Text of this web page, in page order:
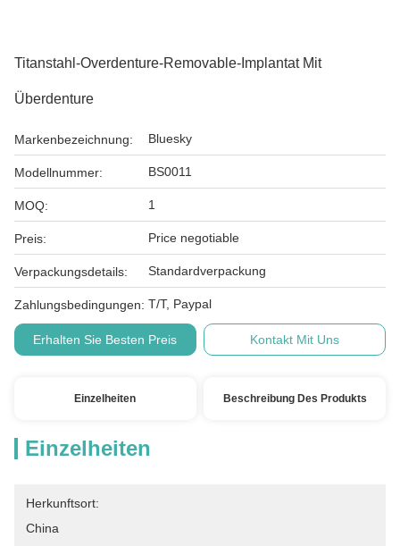
Titanstahl-Overdenture-Removable-Implantat Mit
Überdenture
Markenbezeichnung: Bluesky
Modellnummer: BS0011
MOQ: 1
Preis: Price negotiable
Verpackungsdetails: Standardverpackung
Zahlungsbedingungen: T/T, Paypal
Erhalten Sie Besten Preis Kontakt Mit Uns
Einzelheiten Beschreibung Des Produkts
Einzelheiten
Herkunftsort:
China